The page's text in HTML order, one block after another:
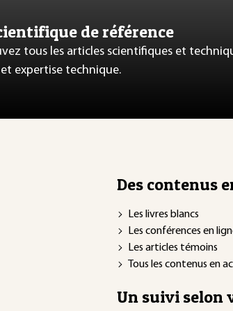
de référence
tous les articles scientifiques et
expertise technique.
Des contenus
Les livres blancs
Les conférences en
Les articles témoins
Tous les contenus en
Un suivi selon